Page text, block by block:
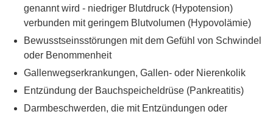
genannt wird - niedriger Blutdruck (Hypotension)
verbunden mit geringem Blutvolumen (Hypovolämie)
Bewusstseinsstörungen mit dem Gefühl von Schwindel
oder Benommenheit
Gallenwegserkrankungen, Gallen- oder Nierenkolik
Entzündung der Bauchspeicheldrüse (Pankreatitis)
Darmbeschwerden, die mit Entzündungen oder